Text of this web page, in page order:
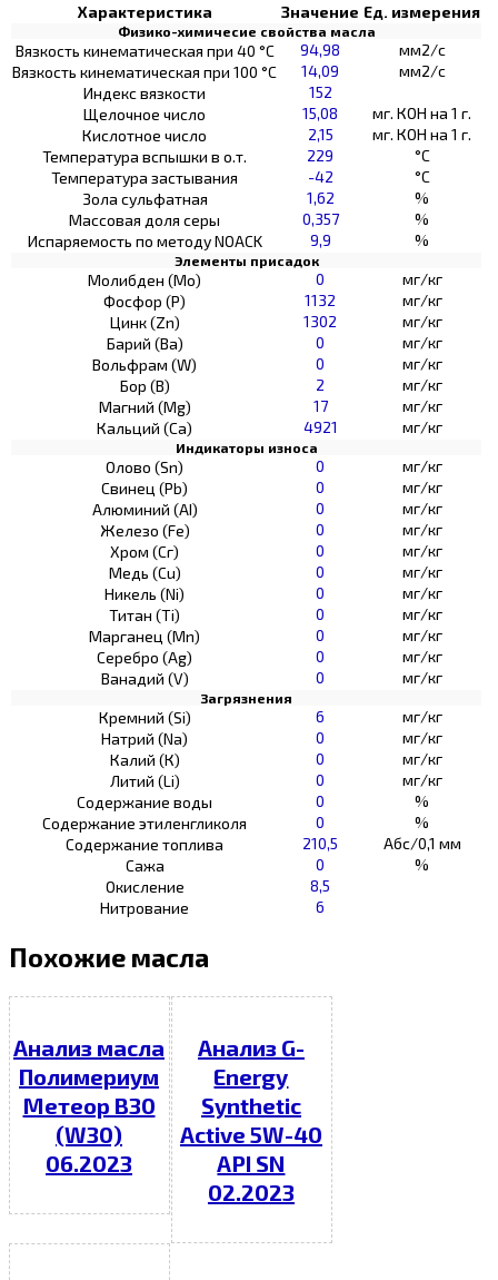
Характеристика Значение Ед. измерения
Физико-химичесие свойства масла
Вязкость кинематическая при 40 °С 94,98
мм2/с
Вязкость кинематическая при 100 °С
14,09
мм2/с
Индекс вязкости
152
Щелочное число
15,08
мг. КОН на 1 г.
Кислотное число
2,15
мг. КОН на 1 г.
Температура вспышки в о.т.
229
°C
Температура застывания
-42
°C
Зола сульфатная
1,62
%
Массовая доля серы
0,357
%
Испаряемость по методу NOACK
9,9 %
Элементы присадок
Молибден (Мо) 0
мг/кг
Фосфор (Р)
1132
мг/кг
Цинк (Zn)
1302
мг/кг
Барий (Ва)
0
мг/кг
Вольфрам (W)
0
мг/кг
Бор (В)
2
мг/кг
Магний (Mg)
17
мг/кг
Кальций (Са)
4921 мг/кг
Индикаторы износа
Олово (Sn) 0
мг/кг
Свинец (Pb)
0
мг/кг
Алюминий (AI)
0
мг/кг
Железо (Fe)
0
мг/кг
Хром (Сг)
0
мг/кг
Медь (Cu)
0
мг/кг
Никель (Ni)
0
мг/кг
Титан (Ti)
0
мг/кг
Марганец (Mn)
0
мг/кг
Серебро (Ag)
0
мг/кг
Ванадий (V)
0 мг/кг
Загрязнения
Кремний (Si) 6
мг/кг
Натрий (Na)
0
мг/кг
Калий (К)
0
мг/кг
Литий (Li)
0
мг/кг
Содержание воды
0
%
Содержание этиленгликоля
0
%
Содержание топлива
210,5
Абс/0,1 мм
Сажа
0
%
Окисление
8,5
Нитрование
6
Похожие масла
Анализ масла
Полимериум
Метеор В30
(W30)
06.2023
Анализ G-
Energy
Synthetic
Active 5W-40
API SN
02.2023